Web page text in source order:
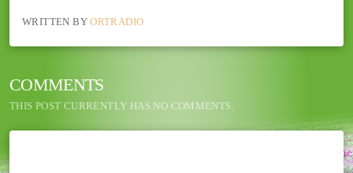
WRITTEN BYORTRADIO
COMMENTS
THIS POST CURRENTLY HAS NO COMMENTS.